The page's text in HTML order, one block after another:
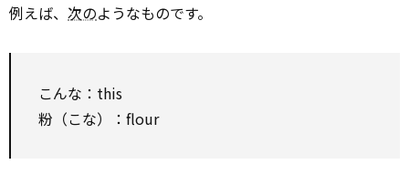
例えば、 次のようなものです。
こんな：this
粉（こな）：flour